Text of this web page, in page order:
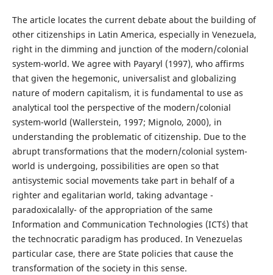
The article locates the current debate about the building of
other citizenships in Latin America, especially in Venezuela,
right in the dimming and junction of the modern/colonial
system-world. We agree with Payaryl (1997), who affirms
that given the hegemonic, universalist and globalizing
nature of modern capitalism, it is fundamental to use as
analytical tool the perspective of the modern/colonial
system-world (Wallerstein, 1997; Mignolo, 2000), in
understanding the problematic of citizenship. Due to the
abrupt transformations that the modern/colonial system-
world is undergoing, possibilities are open so that
antisystemic social movements take part in behalf of a
righter and egalitarian world, taking advantage -
paradoxicalally- of the appropriation of the same
Information and Communication Technologies (ICT´s) that
the technocratic paradigm has produced. In Venezuelas
particular case, there are State policies that cause the
transformation of the society in this sense.